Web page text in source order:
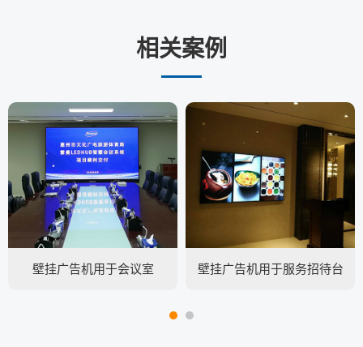
相关案例
壁挂广告机用于会议室 壁挂广告机用于服务招待台